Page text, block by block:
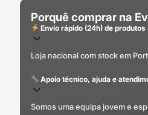
Porquê comprar na
Envio rápido (24h) de produtos
Loja nacional com stock em
Apoio técnico, ajuda e
Somos uma equipa jovem e